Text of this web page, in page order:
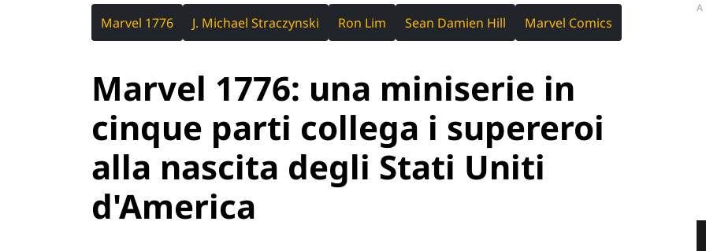
Marvel 1776 J. Michael Straczynski Ron Lim Sean Damien Hill Marvel Comics
Marvel 1776: una miniserie in
cinque parti collega i supereroi
alla nascita degli Stati Uniti
d'America